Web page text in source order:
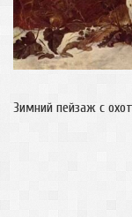
Зимний пейзаж с